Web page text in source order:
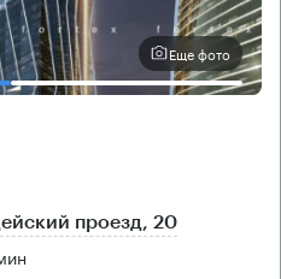
Еще фото
проезд, 20